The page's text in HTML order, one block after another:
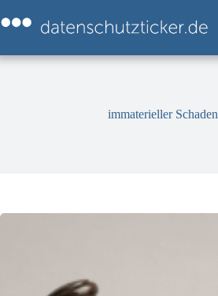
Inhalt
springen
immaterieller Schaden